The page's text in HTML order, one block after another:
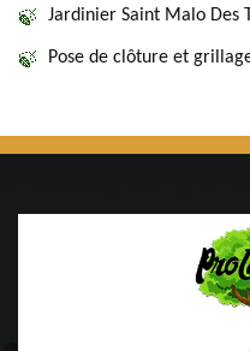
Jardinier Saint Malo Des
Pose de clôture et